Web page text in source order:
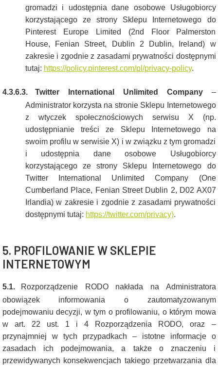
gromadzi i udostępnia dane osobowe Usługobiorcy
korzystającego ze strony Sklepu Internetowego do
Pinterest Europe Limited (2nd Floor Palmerston
House, Fenian Street, Dublin 2 Dublin, Ireland) w
zakresie i zgodnie z zasadami prywatności dostępnymi
tutaj: https://policy.pinterest.com/pl/privacy-policy.
4.3.6.3. Twitter International Unlimited Company–
Administrator korzysta na stronie Sklepu Internetowego
z wtyczek społecznościowych serwisu X (np.
udostępnianie treści ze Sklepu Internetowego na
swoim profilu w serwisie X) i w związku z tym gromadzi
i udostępnia dane osobowe Usługobiorcy
korzystającego ze strony Sklepu Internetowego do
Twitter International Unlimited Company (One
Cumberland Place, Fenian Street Dublin 2, D02 AX07
Irlandia) w zakresie i zgodnie z zasadami prywatności
dostępnymi tutaj: https://twitter.com/privacy).
5. PROFILOWANIE W SKLEPIE
INTERNETOWYM
5.1.
Rozporządzenie RODO nakłada na Administratora
obowiązek informowania o zautomatyzowanym
podejmowaniu decyzji, w tym o profilowaniu, o którym mowa
w art. 22 ust. 1 i 4 Rozporządzenia RODO, oraz –
przynajmniej w tych przypadkach – istotne informacje o
zasadach ich podejmowania, a także o znaczeniu i
przewidywanych konsekwencjach takiego przetwarzania dla